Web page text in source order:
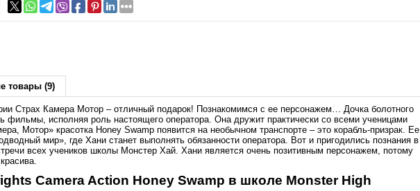
товары (9)
Страх Камера Мотор – отличный подарок! Познакомимся с ее персонажем… Дочка болотного
исполняя роль настоящего оператора. Она дружит практически со всеми ученицами
Мотор» красотка Honey Swamp появится на необычном транспорте – это корабль-призрак. Ее
мир», где Хани станет выполнять обязанности оператора. Вот и пригодились познания в
всех учеников школы Монстер Хай. Хани является очень позитивным персонажем, потому
Camera Action Honey Swamp в школе Monster High